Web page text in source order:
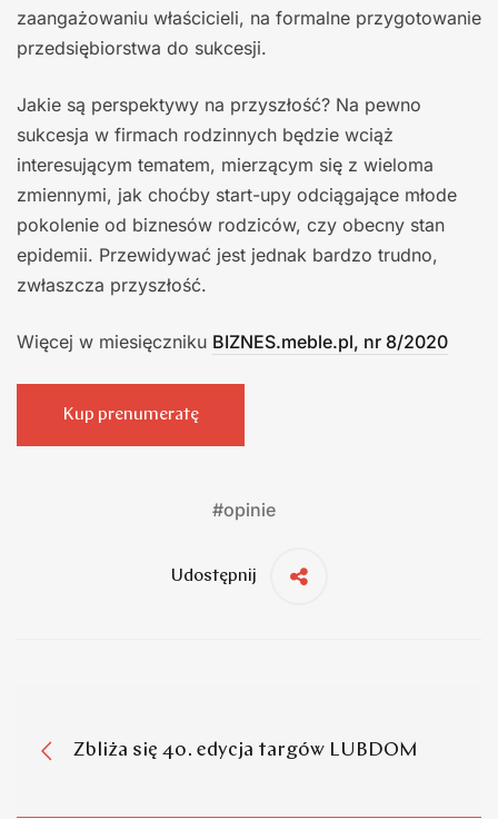
zaangażowaniu właścicieli, na formalne przygotowanie
przedsiębiorstwa do sukcesji.
Jakie są perspektywy na przyszłość? Na pewno
sukcesja w firmach rodzinnych będzie wciąż
interesującym tematem, mierzącym się z wieloma
zmiennymi, jak choćby start-upy odciągające młode
pokolenie od biznesów rodziców, czy obecny stan
epidemii. Przewidywać jest jednak bardzo trudno,
zwłaszcza przyszłość.
Więcej w miesięczniku BIZNES.meble.pl, nr 8/2020
Kup prenumeratę
#opinie
Udostępnij
Zbliża się 40. edycja targów LUBDOM